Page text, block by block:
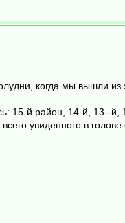
когда мы вышли
15-й район, 14-й, 13--
увиденного в